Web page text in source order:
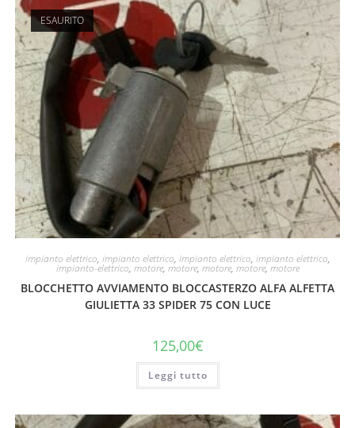
ESAURITO
impianto elettrico, impianto elettrico, impianto elettrico, impianto elettrico,
impianto-elettrico, motore, motore, motore, motore, motore
BLOCCHETTO AVVIAMENTO BLOCCASTERZO ALFA ALFETTA
GIULIETTA 33 SPIDER 75 CON LUCE
125,00€
Leggi tutto